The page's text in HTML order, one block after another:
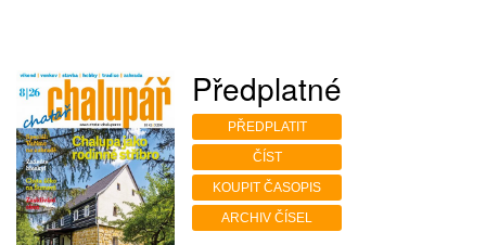
Předplatné
PŘEDPLATIT
ČÍST
KOUPIT ČASOPIS
ARCHIV ČÍSEL